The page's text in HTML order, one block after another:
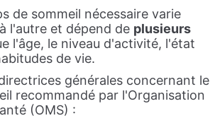
de sommeil nécessaire varie
l'autre et dépend de plusieurs
l'âge, le niveau d'activité, l'état
de vie.
générales concernant le
recommandé par l'Organisation
(OMS) :